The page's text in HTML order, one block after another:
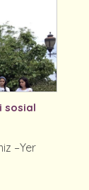
sosial
–Yer